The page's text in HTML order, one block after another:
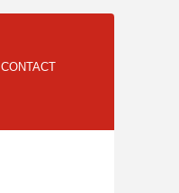
CONTACT